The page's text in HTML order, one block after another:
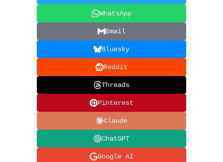
WhatsApp
Email
Bluesky
Reddit
Threads
Pinterest
Claude
ChatGPT
Google AI